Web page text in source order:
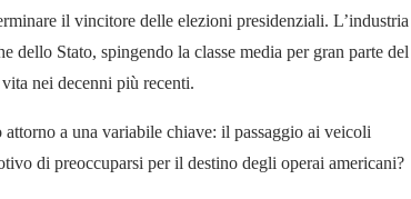
il vincitore delle elezioni presidenziali. L’industria
dello Stato, spingendo la classe media per gran parte del
nei decenni più recenti.
a una variabile chiave: il passaggio ai veicoli
di preoccuparsi per il destino degli operai americani?